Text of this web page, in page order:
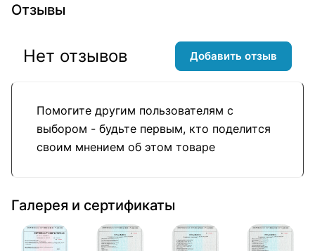
Отзывы
Помогите другим пользователям с
выбором - будьте первым, кто поделится
своим мнением об этом товаре
Нет отзывов Добавить отзыв
Галерея и сертификаты